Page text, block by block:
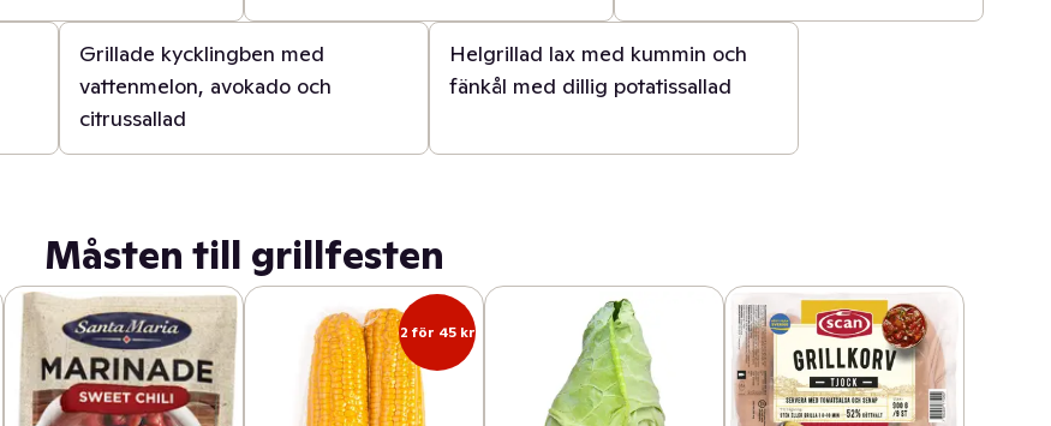
Grillade kycklingben med
vattenmelon, avokado och
citrussallad
Helgrillad lax med kummin och
fänkål med dillig potatissallad
Måsten till grillfesten
2 för 45 kr